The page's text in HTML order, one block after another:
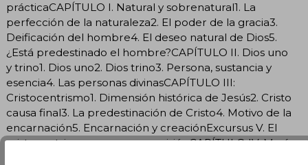
prácticaCAPÍTULO I. Natural y sobrenatural1. La
perfección de la naturaleza2. El poder de la gracia3.
Deificación del hombre4. El deseo natural de Dios5.
¿Está predestinado el hombre?CAPÍTULO II. Dios uno
y trino1. Dios uno2. Dios trino3. Persona, sustancia y
esencia4. Las personas divinasCAPÍTULO III:
Cristocentrismo1. Dimensión histórica de Jesús2. Cristo
causa final3. La predestinación de Cristo4. Motivo de la
encarnación5. Encarnación y creaciónExcursus V. El
cristocentrismo como cosmovisiónCAPÍTULO IV. María